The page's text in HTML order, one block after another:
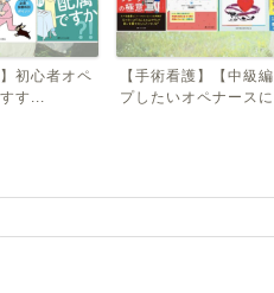
【手術看護】【中級編】スキルアッ
プしたいオペナースにおす...